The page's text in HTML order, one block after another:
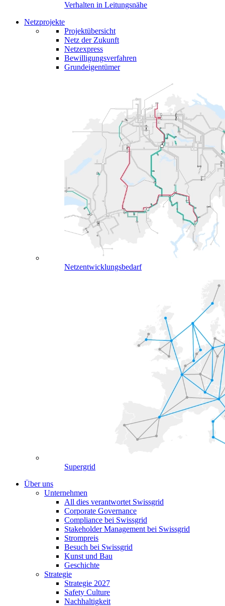
Verhalten in Leitungsnähe
Netzprojekte
Projektübersicht
Netz der Zukunft
Netzexpress
Bewilligungsverfahren
Grundeigentümer
Netzentwicklungsbedarf
Supergrid
Über uns
Unternehmen
All dies verantwortet Swissgrid
Corporate Governance
Compliance bei Swissgrid
Stakeholder Management bei Swissgrid
Strompreis
Besuch bei Swissgrid
Kunst und Bau
Geschichte
Strategie
Strategie 2027
Safety Culture
Nachhaltigkeit